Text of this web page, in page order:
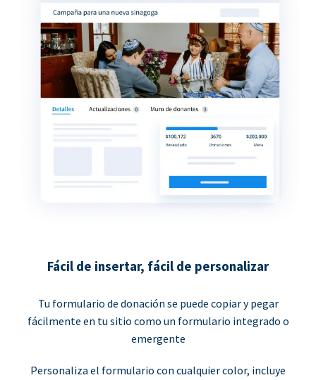
Fácil de insertar, fácil de personalizar
Tu formulario de donación se puede copiar y pegar
fácilmente en tu sitio como un formulario integrado o
emergente
Personaliza el formulario con cualquier color, incluye